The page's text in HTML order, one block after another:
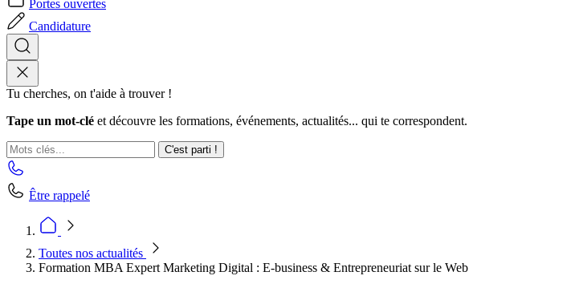
Portes ouvertes
Candidature
Tu cherches, on t'aide à trouver !
Tape un mot-clé et découvre les formations, événements, actualités... qui te correspondent.
C'est parti !
Être rappelé
Toutes nos actualités
Formation MBA Expert Marketing Digital : E-business & Entrepreneuriat sur le Web